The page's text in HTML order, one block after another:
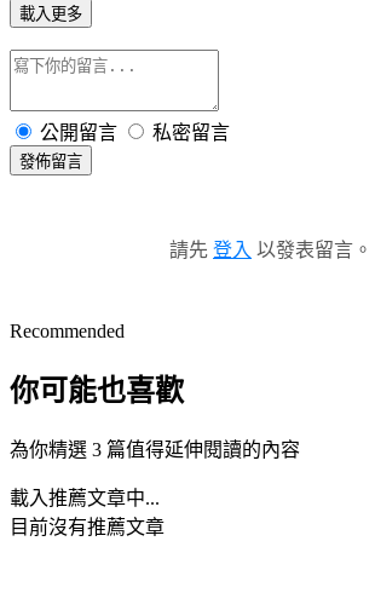
載入更多
公開留言 私密留言
發佈留言
請先 登入 以發表留言。
Recommended
你可能也喜歡
為你精選 3 篇值得延伸閱讀的內容
載入推薦文章中...
目前沒有推薦文章